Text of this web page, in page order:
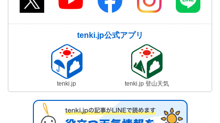
tenki.jp公式アプリ
tenki.jp tenki.jp 登山天気